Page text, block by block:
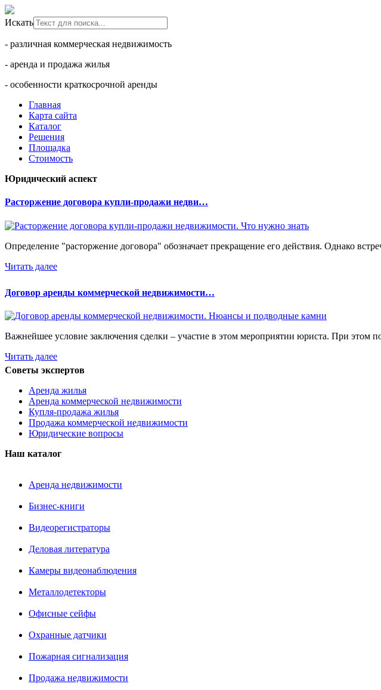
Искать
- различная коммерческая недвижимость
- аренда и продажа жилья
- особенности краткосрочной аренды
Главная
Карта сайта
Каталог
Решения
Площадка
Стоимость
Юридический аспект
Расторжение договора купли-продажи недви…
Определение "расторжение договора" обозначает прекращение его действия. Однако
Читать далее
Договор аренды коммерческой недвижимости…
Важнейшее условие заключения сделки – участие в этом мероприятии юриста. При этом
Читать далее
Советы экспертов
Аренда жилья
Аренда коммерческой недвижимости
Купля-продажа жилья
Продажа коммерческой недвижимости
Юридические вопросы
Наш каталог
Аренда недвижимости
Бизнес-книги
Видеорегистраторы
Деловая литература
Камеры видеонаблюдения
Металлодетекторы
Офисные сейфы
Охранные датчики
Пожарная сигнализация
Продажа недвижимости